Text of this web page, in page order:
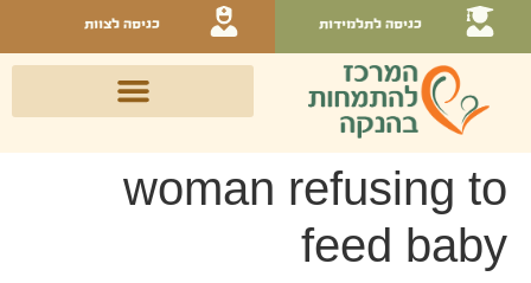
כניסה לתלמידות כניסה לצוות
woman refusing to
feed baby